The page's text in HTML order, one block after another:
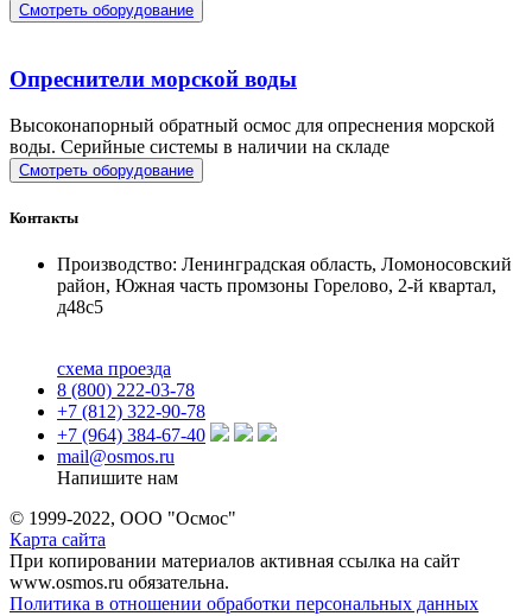
Смотреть оборудование
Опреснители морской воды
Высоконапорный обратный осмос для опреснения морской
воды. Серийные системы в наличии на складе
Смотреть оборудование
Контакты
Производство: Ленинградская область, Ломоносовский
район, Южная часть промзоны Горелово, 2-й квартал,
д48с5
схема проезда
8 (800) 222-03-78
+7 (812) 322-90-78
+7 (964) 384-67-40
mail@osmos.ru
Напишите нам
© 1999-2022, ООО "Осмос"
Карта сайта
При копировании материалов активная ссылка на сайт
www.osmos.ru обязательна.
Политика в отношении обработки персональных данных